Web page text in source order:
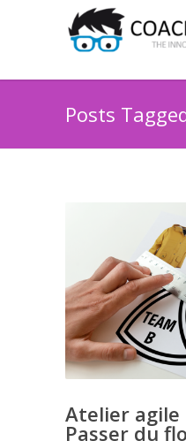
Posts
Atelier agile
Passer du